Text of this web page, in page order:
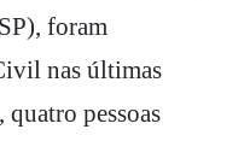
foram
nas últimas
quatro pessoas